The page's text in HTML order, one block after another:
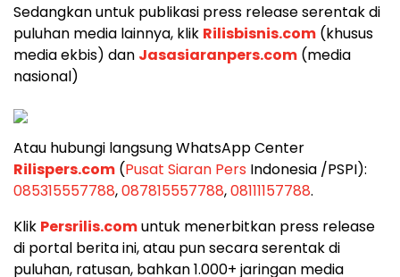
Sedangkan untuk publikasi press release serentak di
puluhan media lainnya, klik Rilisbisnis.com (khusus
media ekbis) dan Jasasiaranpers.com (media
nasional)
Atau hubungi langsung WhatsApp Center
Rilispers.com (Pusat Siaran Pers Indonesia /PSPI):
085315557788,087815557788,08111157788.
Klik Persrilis.comuntuk menerbitkan press release
di portal berita ini, atau pun secara serentak di
puluhan, ratusan, bahkan 1.000+ jaringan media